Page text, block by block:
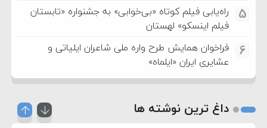
5
راه‌یابی فیلم کوتاه «بی‌خوابی» به جشنواره «تابستان
فیلم اینسکو» لهستان
6
فراخوان همایش طرح واره ملی شاعران ایلیاتی و
عشایری ایران «ایلماه»
داغ ترین نوشته ها